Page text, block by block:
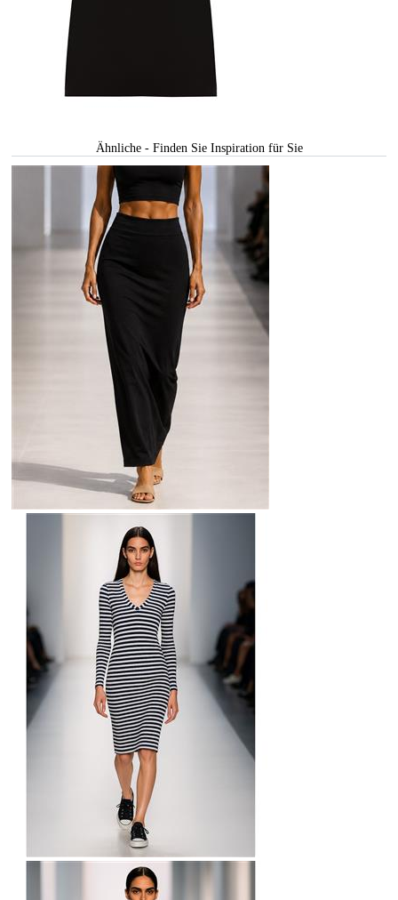
Ähnliche - Finden Sie Inspiration für Sie